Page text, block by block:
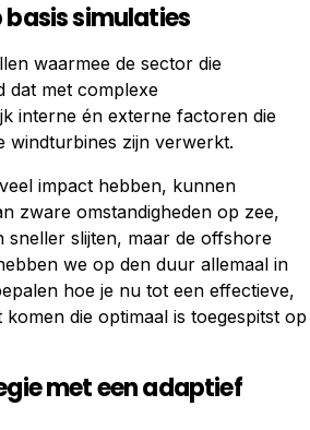
simulaties
waarmee de sector die
dat met complexe
interne én externe factoren die
windturbines zijn verwerkt.
impact hebben, kunnen
zware omstandigheden op zee,
sneller slijten, maar de offshore
we op den duur allemaal in
hoe je nu tot een effectieve,
die optimaal is toegespitst op
met een adaptief